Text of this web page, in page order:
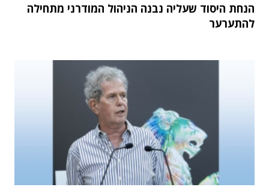
הנחת היסוד שעליה נבנה הניהול המודרני מתחילה
להתערער